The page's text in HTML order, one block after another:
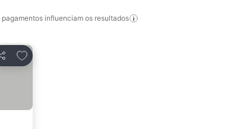
pagamentos influenciam os resultados
Partilhar
Adicionar aos favoritos